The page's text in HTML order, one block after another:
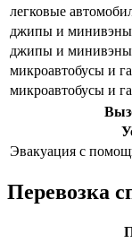
легковые
джипы и минивэны
джипы и минивэны
микроавтобусы и
микроавтобусы и
Эвакуация с
Перевозка